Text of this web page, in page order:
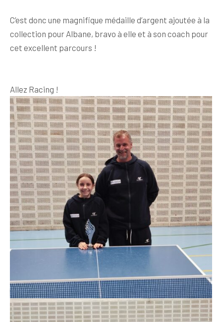
C’est donc une magnifique médaille d’argent ajoutée à la
collection pour Albane, bravo à elle et à son coach pour
cet excellent parcours !
Allez Racing !